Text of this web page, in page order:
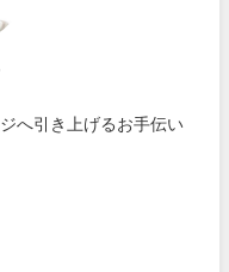
へ引き上げるお手伝い